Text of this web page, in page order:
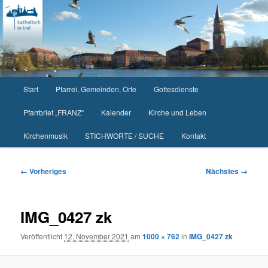
Zum
primären
Inhalt
springen
Start Pfarrei, Gemeinden, Orte Gottesdienste
Pfarrbrief „FRANZ“ Kalender Kirche und Leben
Kirchenmusik STICHWORTE / SUCHE Kontakt
Bilder-
← Vorheriges Nächstes →
IMG_0427 zk
Veröffentlicht 12. November 2021 am1000 × 762inIMG_0427 zk